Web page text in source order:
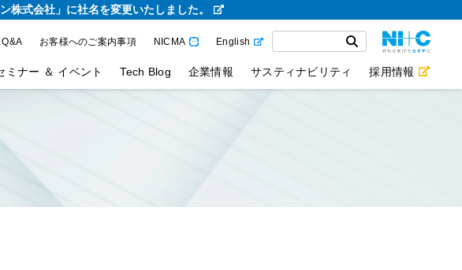
株式会社」に社名を変更いたしました。
Q&A お客様へのご案内事項 NICMA English
ミナー ＆ イベント Tech Blog 企業情報 サスティナビリティ 採用情報